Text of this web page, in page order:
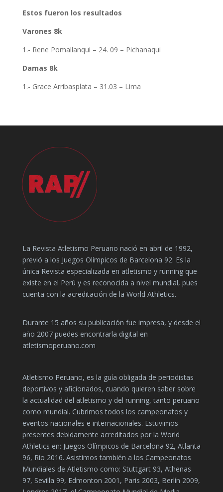
Estos fueron los resultados
Varones 8k
1.- Rene Pomallanqui – 24. 09 – Pichanaqui
Damas 8k
1.- Grace Arribasplata – 31.03 – Lima
La Revista Atletismo Peruano nació en abril de 1992,
previó a los Juegos Olímpicos de Barcelona 92. Es la
única Revista especializada en atletismo y running que
existe en el Perú y es reconocida a nivel mundial, pues
cuenta con la acreditación de la World Athletics.
Durante 15 años su publicación fue impresa, y desde el
año 2007 puedes encontrarla digital en
atletismoperuano.com
Atletismo Peruano, es la guía obligada de periodistas
deportivos y aficionados, cuando quieren saber sobre
la actualidad del atletismo y del running, tanto peruano
como mundial. Cubrimos todos los campeonatos y
eventos nacionales e internacionales. Estuvimos
presentes debidamente acreditados por la World
Athletics en: Juegos Olímpicos de Barcelona 92, Atlanta
96, Río 2016. Asistimos también a los Campeonatos
Mundiales de Atletismo como: Stuttgart 93, Athenas
97, Sevilla 99, Edmonton 2001, Paris 2003, Berlín 2009,